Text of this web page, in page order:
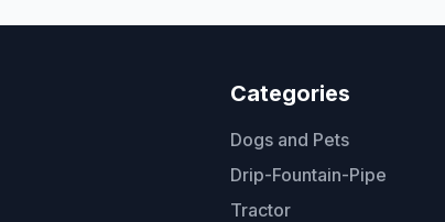
Categories
Dogs and Pets
Drip-Fountain-Pipe
Tractor